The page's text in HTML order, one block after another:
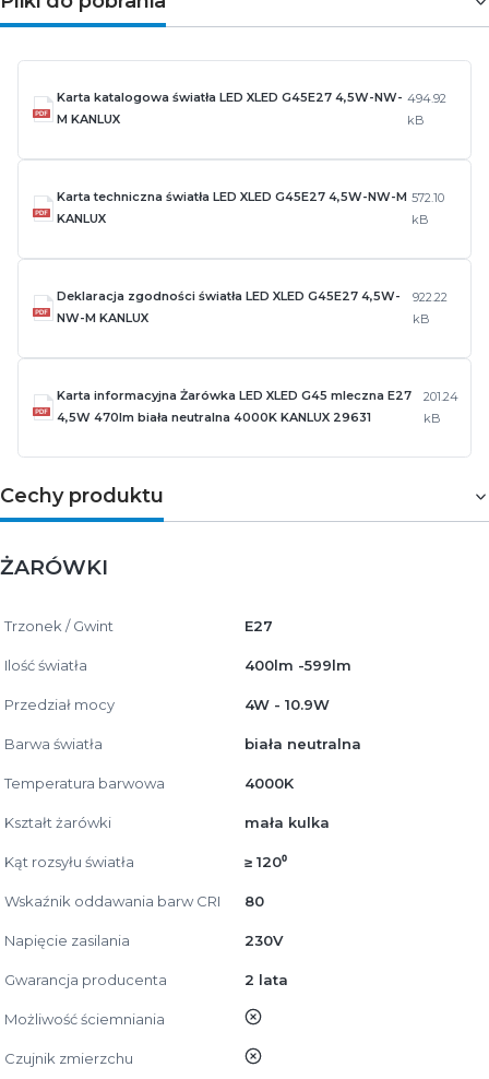
Karta katalogowa światła LED XLED G45E27 4,5W-NW-
M KANLUX
494.92
kB
Karta techniczna światła LED XLED G45E27 4,5W-NW-M
KANLUX
572.10
kB
Deklaracja zgodności światła LED XLED G45E27 4,5W-
NW-M KANLUX
922.22
kB
Karta informacyjna Żarówka LED XLED G45 mleczna E27
4,5W 470lm biała neutralna 4000K KANLUX 29631
201.24
kB
Cechy produktu
ŻARÓWKI
Trzonek / Gwint E27
Ilość światła 400lm -599lm
Przedział mocy 4W - 10.9W
Barwa światła biała neutralna
Temperatura barwowa 4000K
Kształt żarówki mała kulka
Kąt rozsyłu światła ≥ 120⁰
Wskaźnik oddawania barw CRI 80
Napięcie zasilania 230V
Gwarancja producenta 2 lata
Możliwość ściemniania nie
Czujnik zmierzchu nie